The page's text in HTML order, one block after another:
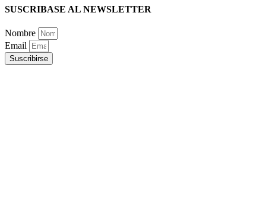
SUSCRIBASE AL NEWSLETTER
Nombre
Email
Suscribirse